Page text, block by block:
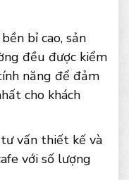
bỉ cao, sản
đều được kiểm
năng để đảm
cho khách
vấn thiết kế và
với số lượng